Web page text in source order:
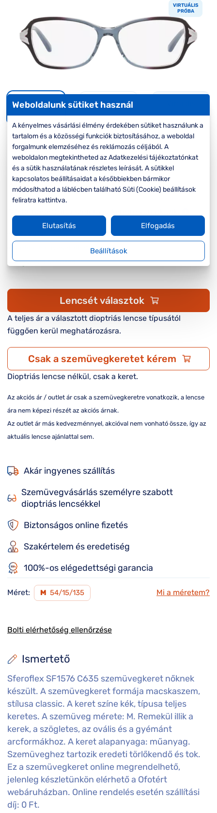
szemüvegekre
Seen Belépőár
Ismertető
Sferoflex SF1576 C635 szemüvegkeret nőknek
készült. A szemüvegkeret formája macskaszem,
stílusa classic. A keret színe kék, típusa teljes
keretes. A szemüveg mérete: M. Remekül illik a
kerek, a szögletes, az ovális és a gyémánt
arcformákhoz. A keret alapanyaga: műanyag.
Szemüveghez tartozik eredeti törlőkendő és tok.
Ez a szemüvegkeret online megrendelhető,
jelenleg készletünkön elérhető a Ofotért
webáruházban. Online rendelés esetén szállítási
díj: 0 Ft.
VIRTUÁLIS
PRÓBA
-20%
Korábbi ár: 39.000 Ft
Akciós ár: 31.200 Ft
Online megvásárolható
Ingyenes szállítás
Lencsét választok
A teljes ár a választott dioptriás lencse típusától
függően kerül meghatározásra.
Csak a szemüvegkeretet kérem
Dioptriás lencse nélkül, csak a keret.
Az akciós ár / outlet ár csak a szemüvegkeretre vonatkozik, a lencse
ára nem képezi részét az akciós árnak.
Az outlet ár más kedvezménnyel, akcióval nem vonható össze, így az
aktuális lencse ajánlattal sem.
Akár ingyenes szállítás
Szemüvegvásárlás személyre szabott
dioptriás lencsékkel
Biztonságos online fizetés
Szakértelem és eredetiség
100%-os elégedettségi garancia
Méret: M 54/15/135 Mi a méretem?
Bolti elérhetőség ellenőrzése
Weboldalunk sütiket használ
A kényelmes vásárlási élmény érdekében sütiket használunk a
tartalom és a közösségi funkciók biztosításához, a weboldal
forgalmunk elemzéséhez és reklámozás céljából. A
weboldalon megtekintheted az Adatkezelési tájékoztatónkat
és a sütik használatának részletes leírását. A sütikkel
kapcsolatos beállításaidat a későbbiekben bármikor
módosíthatod a láblécben található Süti (Cookie) beállítások
feliratra kattintva.
Beállítások
Elutasítás Elfogadás